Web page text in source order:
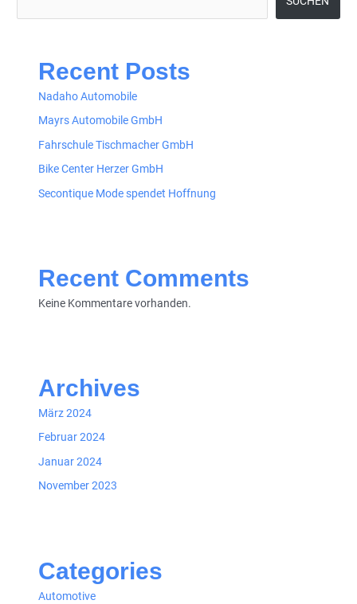
Recent Posts
Nadaho Automobile
Mayrs Automobile GmbH
Fahrschule Tischmacher GmbH
Bike Center Herzer GmbH
Secontique Mode spendet Hoffnung
Recent Comments
Keine Kommentare vorhanden.
Archives
März 2024
Februar 2024
Januar 2024
November 2023
Categories
Automotive